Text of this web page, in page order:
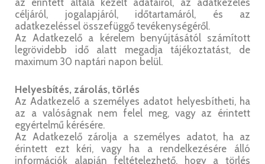
céljáról, jogalapjáról, időtartamáról, és az
adatkezeléssel összefüggő tevékenységéről.
Az Adatkezelő a kérelem benyújtásától számított
legrövidebb idő alatt megadja tájékoztatást, de
maximum 30 naptári napon belül.
Helyesbítés, zárolás, törlés
Az Adatkezelő a személyes adatot helyesbítheti, ha
az a valóságnak nem felel meg, vagy az érintett
egyértelmű kérésére.
Az Adatkezelő zárolja a személyes adatot, ha az
érintett ezt kéri, vagy ha a rendelkezésére álló
információk alapján feltételezhető, hogy a törlés